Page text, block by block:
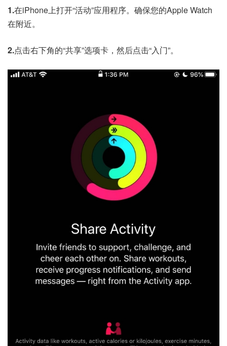
1.在iPhone上打开“活动”应用程序。确保您的Apple Watch
在附近。
2.点击右下角的“共享”选项卡，然后点击“入门”。